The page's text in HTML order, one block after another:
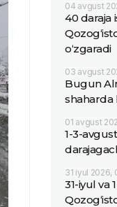
04 avgust
40 daraja
o‘zgaradi
03 avgust
Bugun
shaharda
01 avgust
1-3-
31 iyul 2026,
31-iyul va